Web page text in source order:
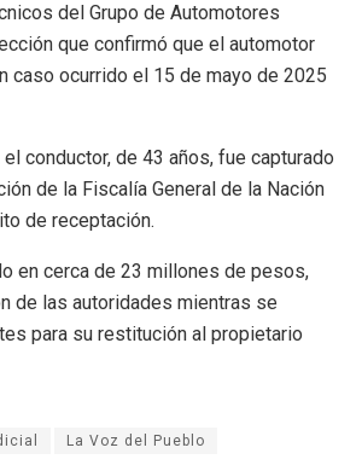
del Grupo de Automotores
que confirmó que el automotor
caso ocurrido el 15 de mayo de 2025
conductor, de 43 años, fue capturado
de la Fiscalía General de la Nación
de receptación.
en cerca de 23 millones de pesos,
de las autoridades mientras se
para su restitución al propietario
La Voz del Pueblo